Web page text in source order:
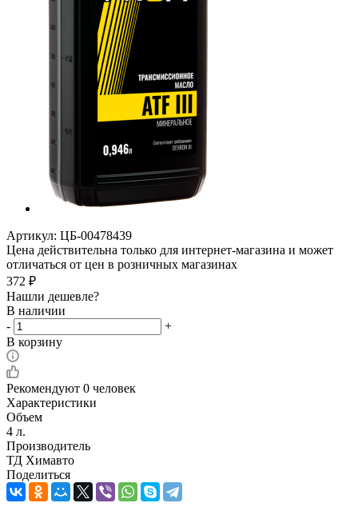
Артикул: ЦБ-00478439
Цена действительна только для интернет-магазина и может
отличаться от цен в розничных магазинах
372 ₽
Нашли дешевле?
В наличии
-
+
В корзину
Рекомендуют 0 человек
Характеристики
Объем
4 л.
Производитель
ТД Химавто
Поделиться